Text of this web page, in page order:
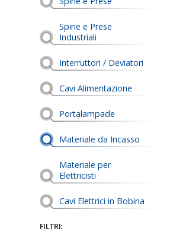
Spine e Prese
Industriali
Interruttori / Deviatori
Cavi Alimentazione
Portalampade
Materiale da Incasso
Materiale per
Elettricisti
Cavi Elettrici in Bobina
FILTRI: